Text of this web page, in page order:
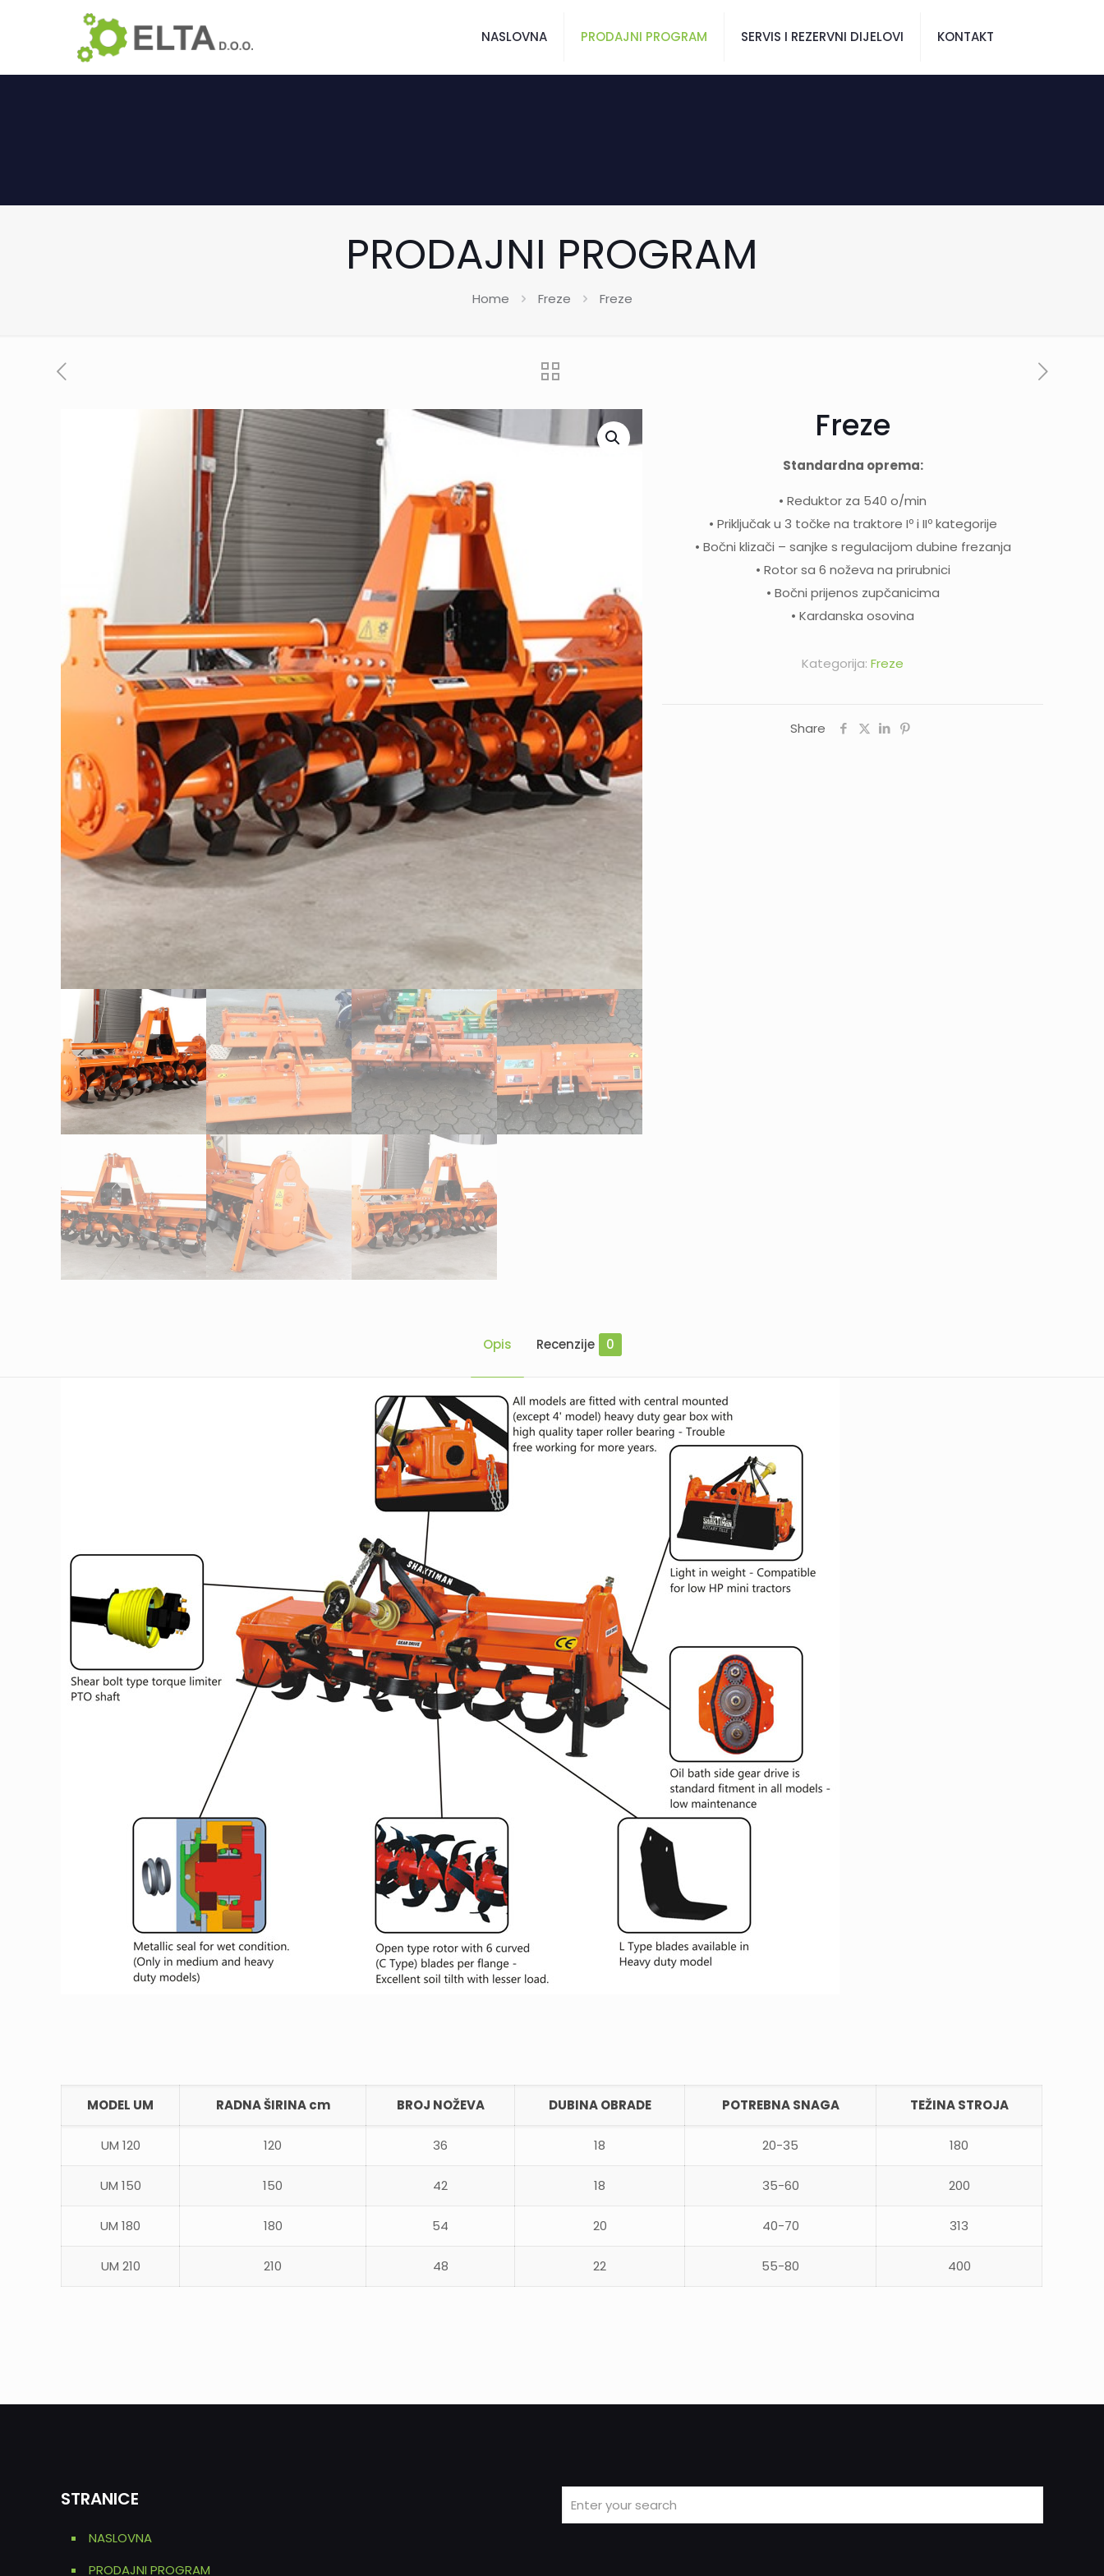
NASLOVNA PRODAJNI PROGRAM SERVIS I REZERVNI DIJELOVI KONTAKT
PRODAJNI PROGRAM
Home Freze Freze
Freze
Standardna oprema:
• Reduktor za 540 o/min
• Priključak u 3 točke na traktore Iº i IIº kategorije
• Bočni klizači – sanjke s regulacijom dubine frezanja
• Rotor sa 6 noževa na prirubnici
• Bočni prijenos zupčanicima
• Kardanska osovina
Kategorija: Freze
Share
Opis Recenzije 0
MODEL UM RADNA ŠIRINA cm BROJ NOŽEVA DUBINA OBRADE POTREBNA SNAGA TEŽINA STROJA
UM 120 120 36 18 20-35 180
UM 150 150 42 18 35-60 200
UM 180 180 54 20 40-70 313
UM 210 210 48 22 55-80 400
Još nema recenzija.
STRANICE
NASLOVNA
PRODAJNI PROGRAM